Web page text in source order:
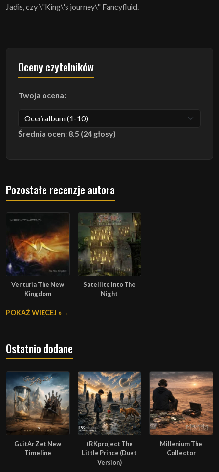
Jadis, czy \"King\'s journey\" Fancyfluid.
Oceny czytelników
Twoja ocena:
Średnia ocen: 8.5 (24 głosy)
Pozostałe recenzje autora
Venturia The New
Kingdom
Satellite Into The
Night
POKAŻ WIĘCEJ »
Ostatnio dodane
GuitAr Zet New
Timeline
tRKproject The
Little Prince (Duet
Version)
Millenium The
Collector